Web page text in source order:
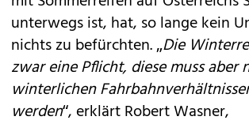
unterwegs ist, hat, so lange kein
nichts zu befürchten. „Die
zwar eine Pflicht, diese muss aber
winterlichen
werden“, erklärt Robert Wasner,